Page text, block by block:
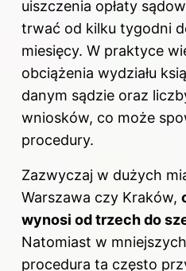
uiszczenia opłaty
trwać od kilku tygodni
miesięcy. W praktyce
obciążenia wydziału
danym sądzie oraz
wniosków, co może
procedury.
Zazwyczaj w dużych
Warszawa czy Kraków,
wynosi od trzech do
Natomiast w
procedura ta często